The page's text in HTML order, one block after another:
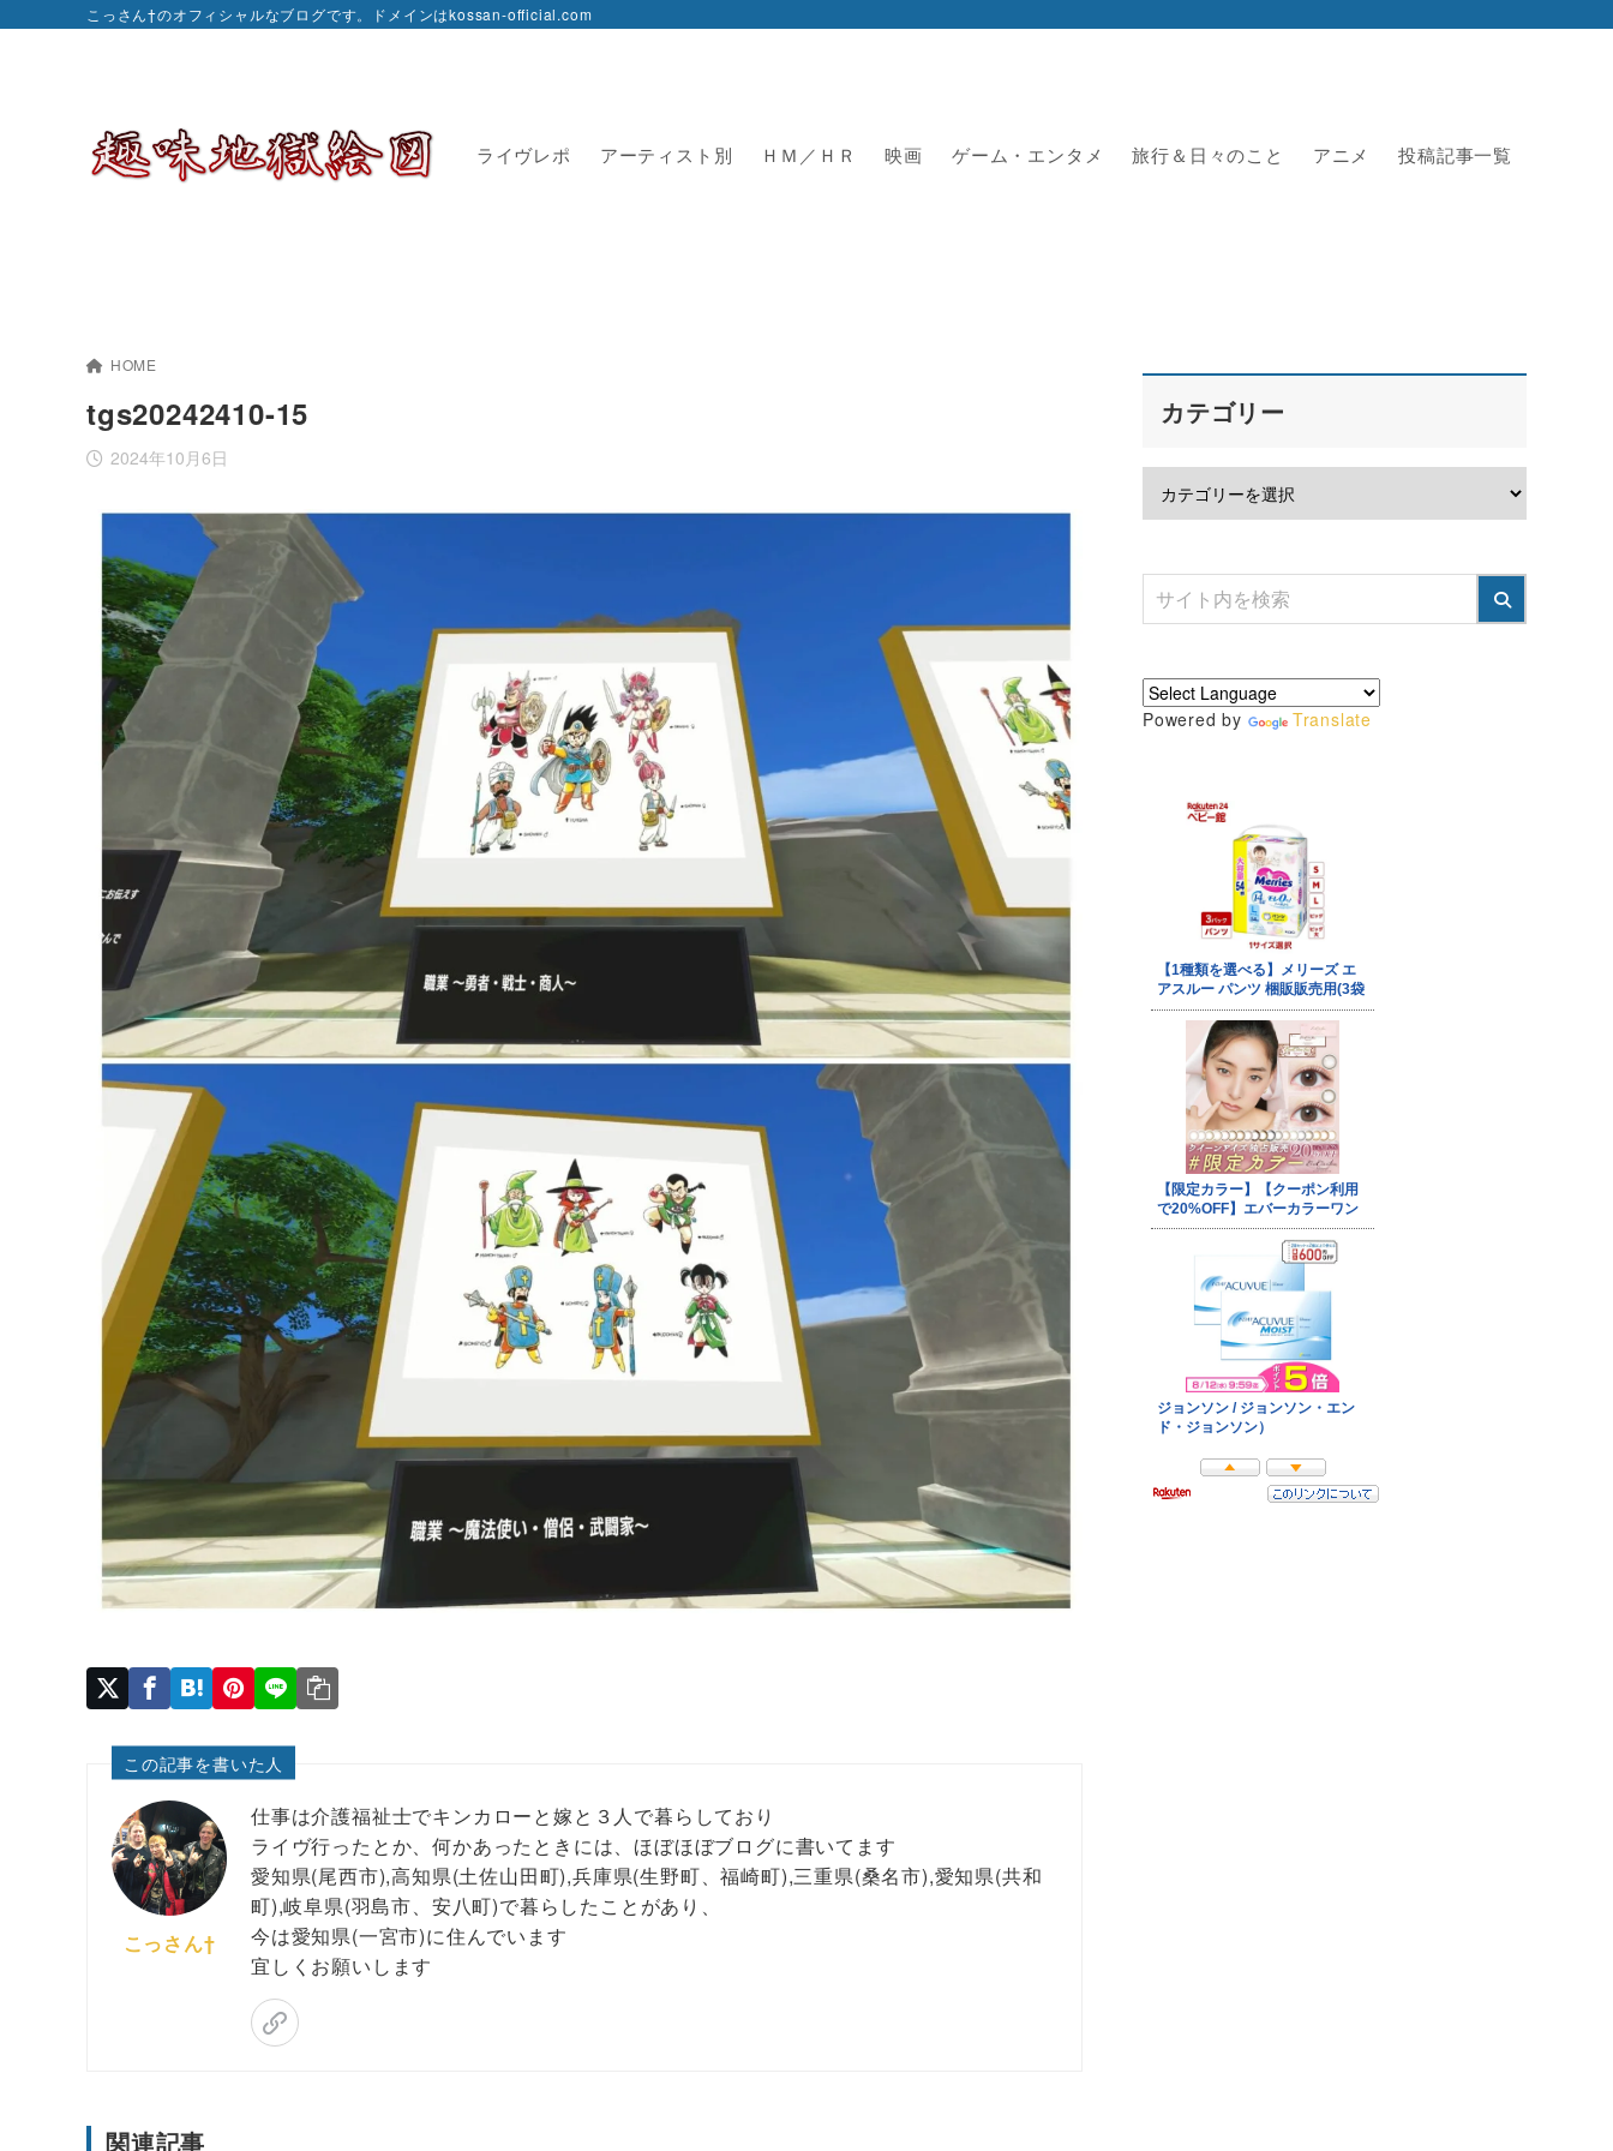
こっさん†のオフィシャルなブログです。ドメインはkossan-official.com
ライヴレポ アーティスト別 ＨＭ／ＨＲ 映画 ゲーム・エンタメ 旅行＆日々のこと アニメ 投稿記事一覧
HOME
tgs20242410-15
2024年10月6日
この記事を書いた人
こっさん†
仕事は介護福祉士でキンカローと嫁と３人で暮らしており
ライヴ行ったとか、何かあったときには、ほぼほぼブログに書いてます
愛知県(尾西市),高知県(土佐山田町),兵庫県(生野町、福崎町),三重県(桑名市),愛知県(共和
町),岐阜県(羽島市、安八町)で暮らしたことがあり、
今は愛知県(一宮市)に住んでいます
宜しくお願いします
関連記事
カテゴリー
Powered by Translate